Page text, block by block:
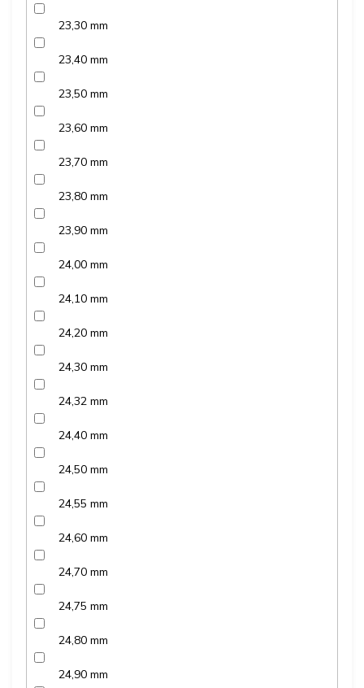
23,30 mm
23,40 mm
23,50 mm
23,60 mm
23,70 mm
23,80 mm
23,90 mm
24,00 mm
24,10 mm
24,20 mm
24,30 mm
24,32 mm
24,40 mm
24,50 mm
24,55 mm
24,60 mm
24,70 mm
24,75 mm
24,80 mm
24,90 mm